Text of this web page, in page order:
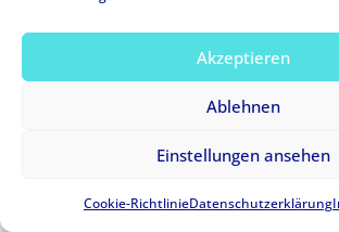
Akzeptieren
Ablehnen
Einstellungen ansehen
Cookie-RichtlinieDatenschutzerklärung